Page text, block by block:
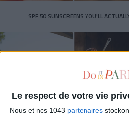
Le respect de votre vie
Nous et nos 1043 partenaires
SPF 50 SUNSCREENS YOU'LL